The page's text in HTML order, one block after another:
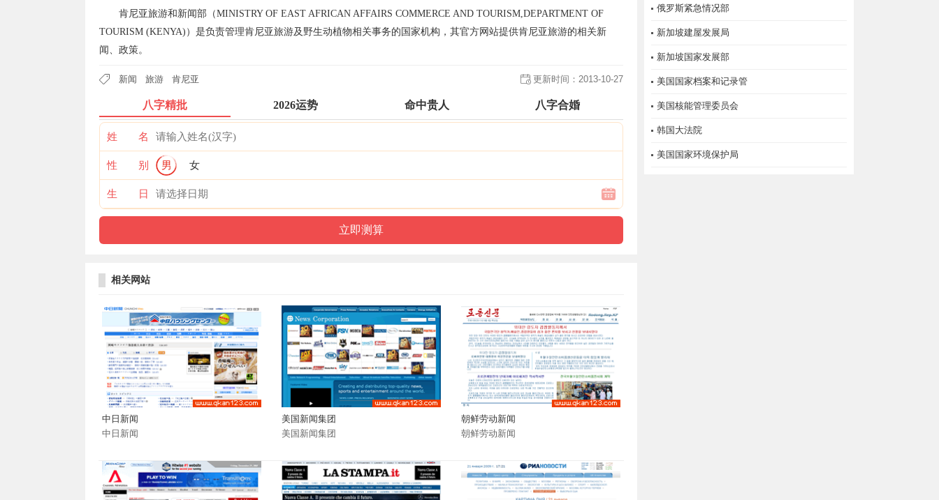
肯尼亚旅游和新闻部（MINISTRY OF EAST AFRICAN AFFAIRS COMMERCE AND TOURISM,DEPARTMENT OF
TOURISM (KENYA)）是负责管理肯尼亚旅游及野生动植物相关事务的国家机构，其官方网站提供肯尼亚旅游的相关新
闻、政策。
新闻 旅游 肯尼亚 更新时间： 2013-10-27
八字精批 2026运势 命中贵人 八字合婚
姓 名
性 别 男 女
生 日
相关网站
中日新闻
中日新闻
美国新闻集团
美国新闻集团
朝鲜劳动新闻
朝鲜劳动新闻
俄罗斯紧急情况部
新加坡建屋发展局
新加坡国家发展部
美国国家档案和记录管
美国核能管理委员会
韩国大法院
美国国家环境保护局